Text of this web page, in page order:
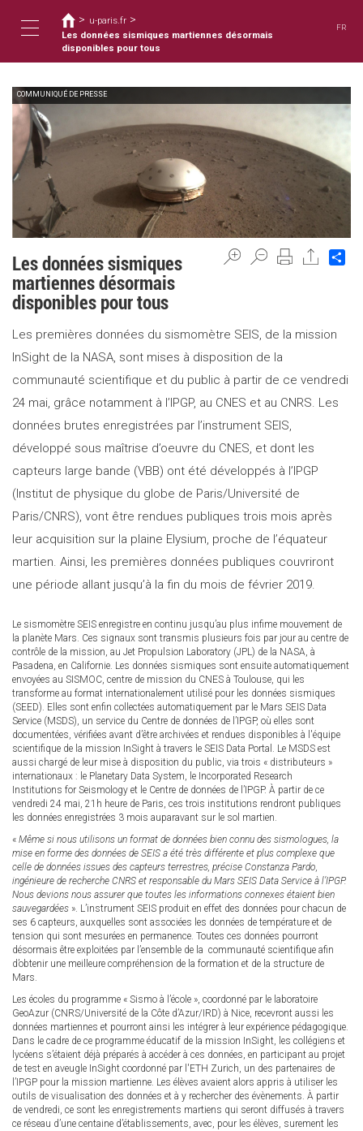
contenido
Toggle
navigation
Usted
está
aquí
> u-paris.fr >
Les données sismiques martiennes désormais
disponibles pour tous
FR
COMMUNIQUÉ DE PRESSE
Les données sismiques
martiennes désormais
disponibles pour tous
Les premières données du sismomètre SEIS, de la mission
InSight de la NASA, sont mises à disposition de la
communauté scientifique et du public à partir de ce vendredi
24 mai, grâce notamment à l’IPGP, au CNES et au CNRS. Les
données brutes enregistrées par l’instrument SEIS,
développé sous maîtrise d’oeuvre du CNES, et dont les
capteurs large bande (VBB) ont été développés à l’IPGP
(Institut de physique du globe de Paris/Université de
Paris/CNRS), vont être rendues publiques trois mois après
leur acquisition sur la plaine Elysium, proche de l’équateur
martien. Ainsi, les premières données publiques couvriront
une période allant jusqu’à la fin du mois de février 2019.
Le sismomètre SEIS enregistre en continu jusqu’au plus infime mouvement de
la planète Mars. Ces signaux sont transmis plusieurs fois par jour au centre de
contrôle de la mission, au Jet Propulsion Laboratory (JPL) de la NASA, à
Pasadena, en Californie. Les données sismiques sont ensuite automatiquement
envoyées au SISMOC, centre de mission du CNES à Toulouse, qui les
transforme au format internationalement utilisé pour les données sismiques
(SEED). Elles sont enfin collectées automatiquement par le Mars SEIS Data
Service (MSDS), un service du Centre de données de l’IPGP, où elles sont
documentées, vérifiées avant d’être archivées et rendues disponibles à l'équipe
scientifique de la mission InSight à travers le SEIS Data Portal. Le MSDS est
aussi chargé de leur mise à disposition du public, via trois « distributeurs »
internationaux : le Planetary Data System, le Incorporated Research
Institutions for Seismology et le Centre de données de l’IPGP. À partir de ce
vendredi 24 mai, 21h heure de Paris, ces trois institutions rendront publiques
les données enregistrées 3 mois auparavant sur le sol martien.
« Même si nous utilisons un format de données bien connu des sismologues, la
mise en forme des données de SEIS a été très différente et plus complexe que
celle de données issues des capteurs terrestres, précise Constanza Pardo,
ingénieure de recherche CNRS et responsable du Mars SEIS Data Service à l’IPGP.
Nous devions nous assurer que toutes les informations connexes étaient bien
sauvegardées ». L’instrument SEIS produit en effet des données pour chacun de
ses 6 capteurs, auxquelles sont associées les données de température et de
tension qui sont mesurées en permanence. Toutes ces données pourront
désormais être exploitées par l’ensemble de la communauté scientifique afin
d’obtenir une meilleure compréhension de la formation et de la structure de
Mars.
Les écoles du programme « Sismo à l’école », coordonné par le laboratoire
GeoAzur (CNRS/Université de la Côte d’Azur/IRD) à Nice, recevront aussi les
données martiennes et pourront ainsi les intégrer à leur expérience pédagogique.
Dans le cadre de ce programme éducatif de la mission InSight, les collégiens et
lycéens s’étaient déjà préparés à accéder à ces données, en participant au projet
de test en aveugle InSight coordonné par l'ETH Zurich, un des partenaires de
l’IPGP pour la mission martienne. Les élèves avaient alors appris à utiliser les
outils de visualisation des données et à y rechercher des évènements. À partir
de vendredi, ce sont les enregistrements martiens qui seront diffusés à travers
ce réseau d’une centaine d’établissements, avec, pour les élèves, surement les